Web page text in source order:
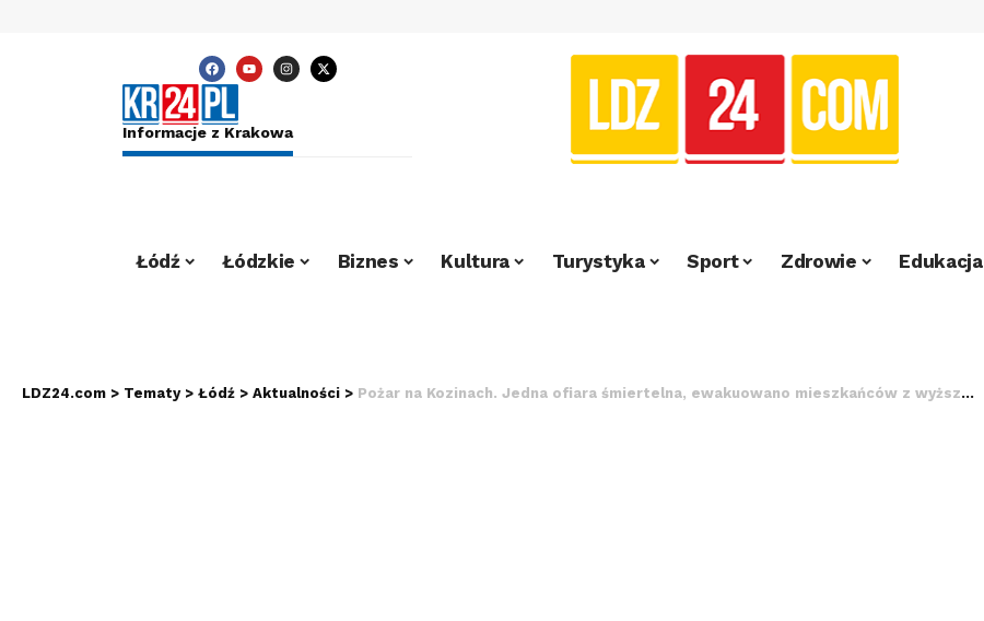
Informacje z Krakowa
Łódź Łódzkie Biznes Kultura Turystyka Sport Zdrowie Edukacja
LDZ24.com > Tematy> Łódź > Aktualności > Pożar na Kozinach. Jedna ofiara śmiertelna, ewakuowano mieszkańców z wyższego piętra [FILM]